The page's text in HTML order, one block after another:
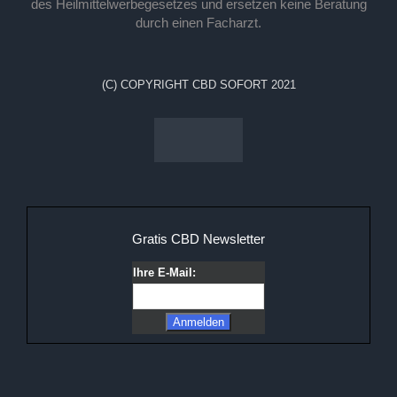
des Heilmittelwerbegesetzes und ersetzen keine Beratung
durch einen Facharzt.
(C) COPYRIGHT CBD SOFORT 2021
Gratis CBD Newsletter
Ihre E-Mail: